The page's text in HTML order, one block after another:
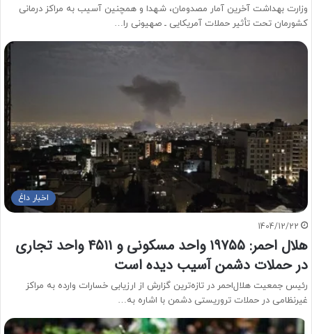
وزارت بهداشت آخرین آمار مصدومان، شهدا و همچنین آسیب به مراکز درمانی
کشورمان تحت تأثیر حملات آمریکایی ـ صهیونی را…
اخبار داغ
1404/12/22
هلال احمر: ۱۹۷۵۵ واحد مسکونی و ۴۵۱۱ واحد تجاری
در حملات دشمن آسیب دیده است
رئیس جمعیت هلال‌احمر در تازه‌ترین گزارش از ارزیابی خسارات وارده به مراکز
غیرنظامی در حملات تروریستی دشمن با اشاره به…